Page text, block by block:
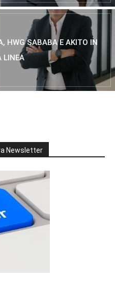
HWG SABABA E AKITO IN
LINEA
Newsletter